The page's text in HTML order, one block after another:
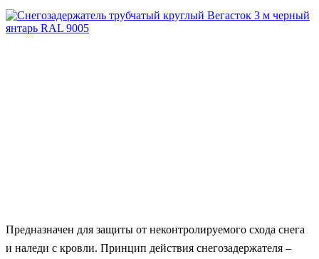
Предназначен для защиты от неконтролируемого схода снега
и наледи с кровли. Принцип действия снегозадержателя –